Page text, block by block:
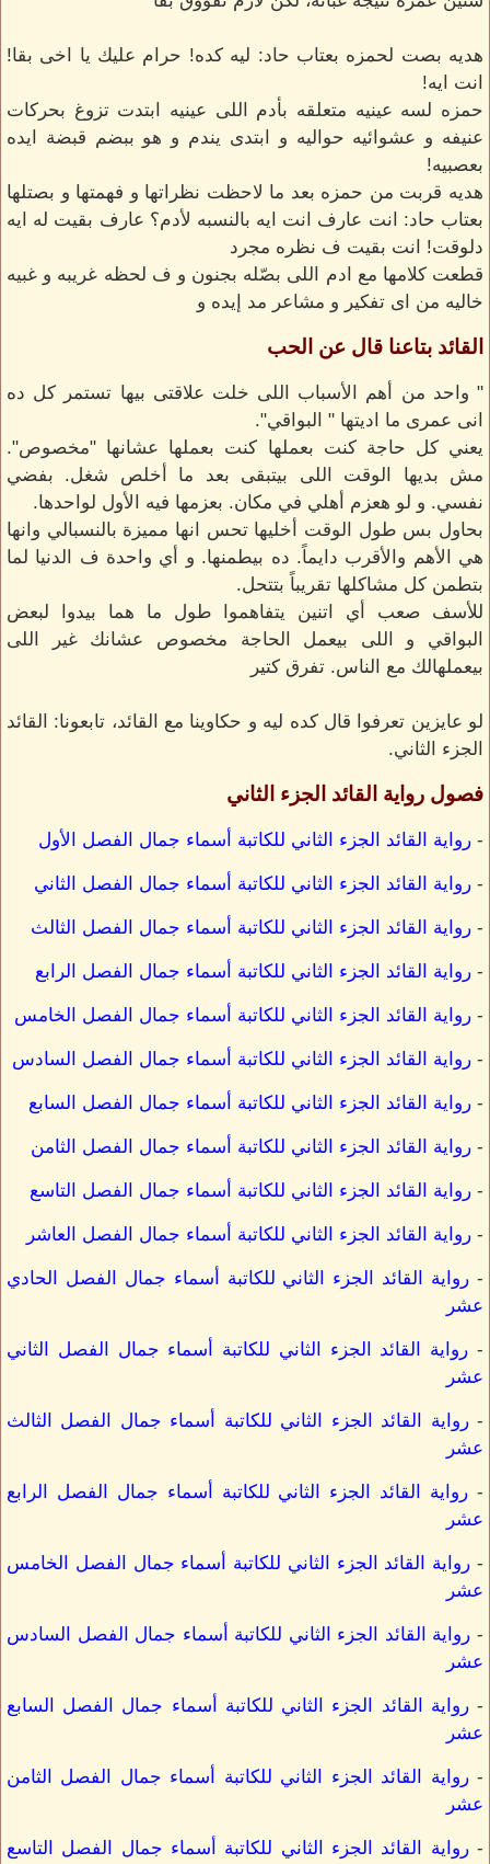
هديه بصت لحمزه بعتاب حاد: ليه كده! حرام عليك يا اخى بقا!
انت ايه!
حمزه لسه عينيه متعلقه بأدم اللى عينيه ابتدت تزوغ بحركات
عنيفه و عشوائيه حواليه و ابتدى يندم و هو ببضم قبضة ايده
بعصبيه!
هديه قربت من حمزه بعد ما لاحظت نظراتها و فهمتها و بصتلها
بعتاب حاد: انت عارف انت ايه بالنسبه لأدم؟ عارف بقيت له ايه
دلوقت! انت بقيت ف نظره مجرد
قطعت كلامها مع ادم اللى بصّله بجنون و ف لحظه غريبه و غبيه
خاليه من اى تفكير و مشاعر مد إيده و
القائد بتاعنا قال عن الحب
" واحد من أهم الأسباب اللى خلت علاقتى بيها تستمر كل ده
انى عمرى ما اديتها " البواقي".
يعني كل حاجة كنت بعملها كنت بعملها عشانها "مخصوص".
مش بديها الوقت اللى بيتبقى بعد ما أخلص شغل. بفضي
نفسي. و لو هعزم أهلي في مكان. بعزمها فيه الأول لواحدها.
بحاول بس طول الوقت أخليها تحس انها مميزة بالنسبالي وانها
هي الأهم والأقرب دايماً. ده بيطمنها. و أي واحدة ف الدنيا لما
بتطمن كل مشاكلها تقريباً بتتحل.
للأسف صعب أي اتنين يتفاهموا طول ما هما بيدوا لبعض
البواقي و اللى بيعمل الحاجة مخصوص عشانك غير اللى
بيعملهالك مع الناس. تفرق كتير
لو عايزين تعرفوا قال كده ليه و حكاوينا مع القائد، تابعونا: القائد
الجزء الثاني.
فصول رواية القائد الجزء الثاني
- رواية القائد الجزء الثاني للكاتبة أسماء جمال الفصل الأول
- رواية القائد الجزء الثاني للكاتبة أسماء جمال الفصل الثاني
- رواية القائد الجزء الثاني للكاتبة أسماء جمال الفصل الثالث
- رواية القائد الجزء الثاني للكاتبة أسماء جمال الفصل الرابع
- رواية القائد الجزء الثاني للكاتبة أسماء جمال الفصل الخامس
- رواية القائد الجزء الثاني للكاتبة أسماء جمال الفصل السادس
- رواية القائد الجزء الثاني للكاتبة أسماء جمال الفصل السابع
- رواية القائد الجزء الثاني للكاتبة أسماء جمال الفصل الثامن
- رواية القائد الجزء الثاني للكاتبة أسماء جمال الفصل التاسع
- رواية القائد الجزء الثاني للكاتبة أسماء جمال الفصل العاشر
- رواية القائد الجزء الثاني للكاتبة أسماء جمال الفصل الحادي
عشر
- رواية القائد الجزء الثاني للكاتبة أسماء جمال الفصل الثاني
عشر
-رواية القائد الجزء الثاني للكاتبة أسماء جمال الفصل الثالث
عشر
- رواية القائد الجزء الثاني للكاتبة أسماء جمال الفصل الرابع
عشر
- رواية القائد الجزء الثاني للكاتبة أسماء جمال الفصل الخامس
عشر
- رواية القائد الجزء الثاني للكاتبة أسماء جمال الفصل السادس
عشر
-رواية القائد الجزء الثاني للكاتبة أسماء جمال الفصل السابع
عشر
-رواية القائد الجزء الثاني للكاتبة أسماء جمال الفصل الثامن
عشر
-رواية القائد الجزء الثاني للكاتبة أسماء جمال الفصل التاسع